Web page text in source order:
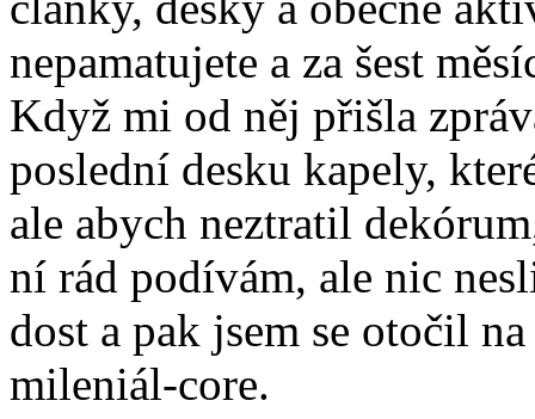
nepamatujete a za šest
Když mi od něj přišla
poslední desku kapely,
ale abych neztratil
ní rád podívám, ale nic
dost a pak jsem se otočil
mileniál-core.